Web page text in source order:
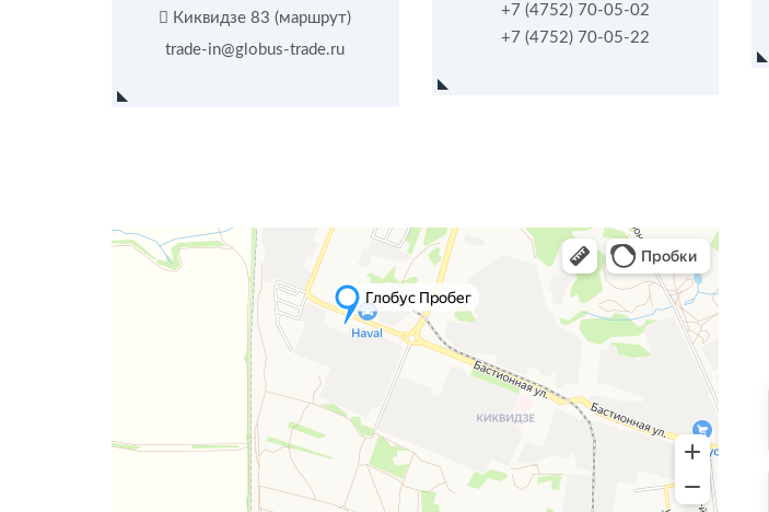
Киквидзе 83 (маршрут)
trade-in@globus-trade.ru
+7 (4752) 70-05-02
+7 (4752) 70-05-22